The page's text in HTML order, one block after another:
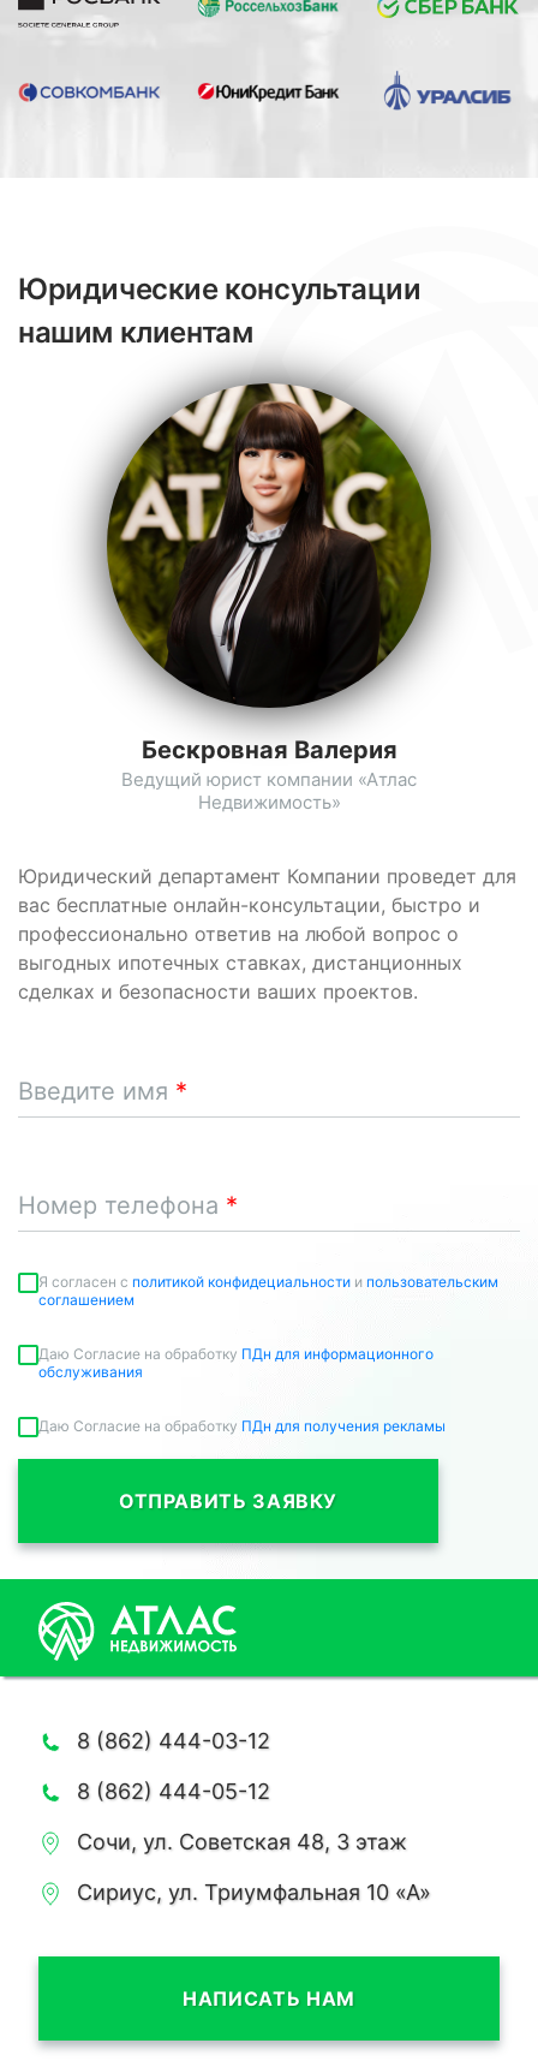
Юридические консультации
нашим клиентам
Юридический департамент Компании проведет для
вас бесплатные онлайн-консультации, быстро и
профессионально ответив на любой вопрос о
выгодных ипотечных ставках, дистанционных
сделках и безопасности ваших проектов.
Введите имя
Номер телефона
Я согласен c политикой конфидециальности и пользовательским
соглашением
Даю Согласие на обработку ПДн для информационного
обслуживания
Даю Согласие на обработку ПДн для получения рекламы
ОТПРАВИТЬ ЗАЯВКУ
Бескровная Валерия
Ведущий юрист компании «Атлас
Недвижимость»
8 (862) 444-03-12
8 (862) 444-05-12
Сочи, ул. Советская 48, 3 этаж
Сириус, ул. Триумфальная 10 «А»
НАПИСАТЬ НАМ